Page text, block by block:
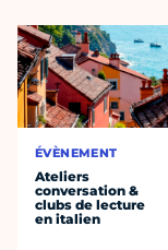
ÉVÈNEMENT
Ateliers
conversation &
clubs de lecture
en italien